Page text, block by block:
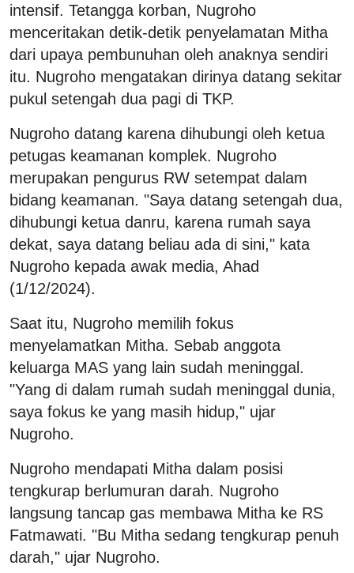
intensif. Tetangga korban, Nugroho
menceritakan detik-detik penyelamatan Mitha
dari upaya pembunuhan oleh anaknya sendiri
itu. Nugroho mengatakan dirinya datang sekitar
pukul setengah dua pagi di TKP.
Nugroho datang karena dihubungi oleh ketua
petugas keamanan komplek. Nugroho
merupakan pengurus RW setempat dalam
bidang keamanan. "Saya datang setengah dua,
dihubungi ketua danru, karena rumah saya
dekat, saya datang beliau ada di sini," kata
Nugroho kepada awak media, Ahad
(1/12/2024).
Saat itu, Nugroho memilih fokus
menyelamatkan Mitha. Sebab anggota
keluarga MAS yang lain sudah meninggal.
"Yang di dalam rumah sudah meninggal dunia,
saya fokus ke yang masih hidup," ujar
Nugroho.
Nugroho mendapati Mitha dalam posisi
tengkurap berlumuran darah. Nugroho
langsung tancap gas membawa Mitha ke RS
Fatmawati. "Bu Mitha sedang tengkurap penuh
darah," ujar Nugroho.